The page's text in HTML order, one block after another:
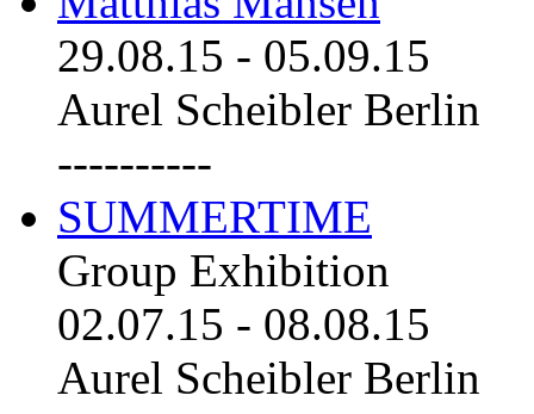
29.08.15 - 05.09.15
Aurel Scheibler Berlin
----------
SUMMERTIME
Group Exhibition
02.07.15 - 08.08.15
Aurel Scheibler Berlin